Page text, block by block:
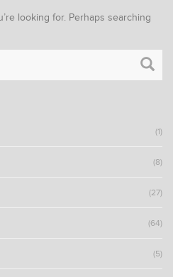
looking for. Perhaps searching
(1)
(8)
(27)
(64)
(5)